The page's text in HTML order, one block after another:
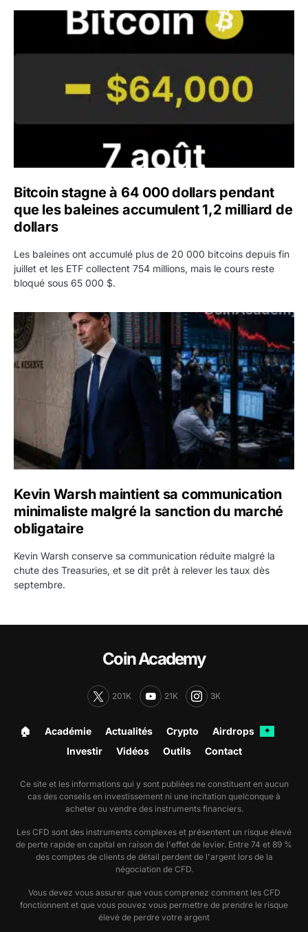
Bitcoin stagne à 64 000 dollars pendant que les
Bitcoin stagne à 64 000 dollars pendant
que les baleines accumulent 1,2 milliard de
dollars
Les baleines ont accumulé plus de 20 000 bitcoins depuis fin
juillet et les ETF collectent 754 millions, mais le cours reste
bloqué sous 65 000 $.
Kevin Warsh maintient sa communication minimaliste
Kevin Warsh maintient sa communication
minimaliste malgré la sanction du marché
obligataire
Kevin Warsh conserve sa communication réduite malgré la
chute des Treasuries, et se dit prêt à relever les taux dès
septembre.
Coin Academy
201K 21K 3K
🏠︎ Académie Actualités Crypto Airdrops ✦
Investir Vidéos Outils Contact
Ce site et les informations qui y sont publiées ne constituent en aucun
cas des conseils en investissement ni une incitation quelconque à
acheter ou vendre des instruments financiers.
Les CFD sont des instruments complexes et présentent un risque élevé
de perte rapide en capital en raison de l'effet de levier. Entre 74 et 89 %
des comptes de clients de détail perdent de l'argent lors de la
négociation de CFD.
Vous devez vous assurer que vous comprenez comment les CFD
fonctionnent et que vous pouvez vous permettre de prendre le risque
élevé de perdre votre argent